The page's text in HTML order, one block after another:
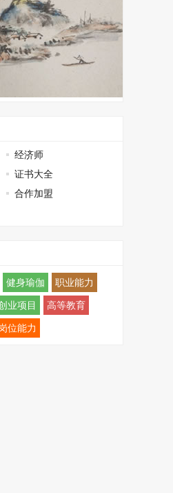
经济师
证书大全
合作加盟
健身瑜伽 职业能力
业项目 高等教育
位能力